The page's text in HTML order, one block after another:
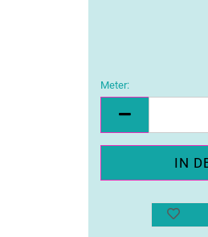
Meter:
Meter